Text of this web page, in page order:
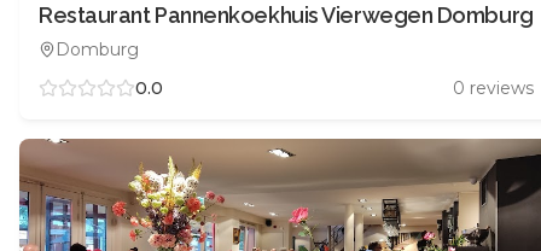
Restaurant Pannenkoekhuis Vierwegen Domburg
Domburg
0.0
0 reviews